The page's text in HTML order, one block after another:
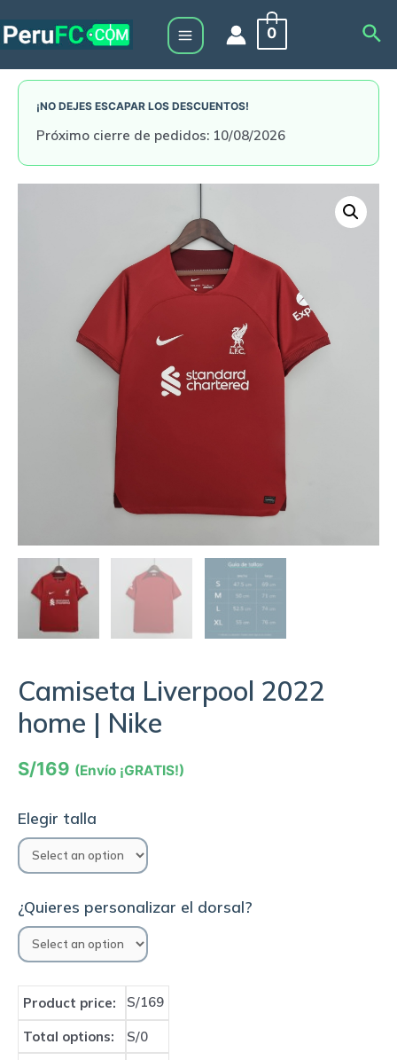
to
Main
Menu
0
¡NO DEJES ESCAPAR LOS DESCUENTOS!
Próximo cierre de pedidos: 10/08/2026
Camiseta Liverpool 2022
home | Nike
S/169 (Envío ¡GRATIS!)
Elegir talla
¿Quieres personalizar el dorsal?
Product price: S/169
Total options:
S/0